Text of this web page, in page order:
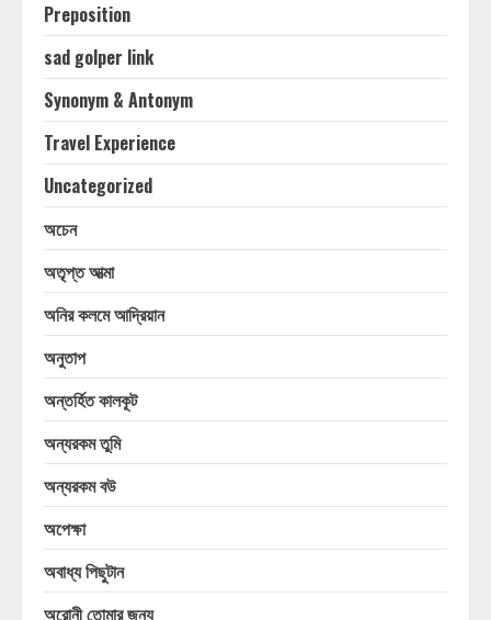
Preposition
sad golper link
Synonym & Antonym
Travel Experience
Uncategorized
অচেন
অতৃপ্ত আত্মা
অনির কলমে আদ্রিয়ান
অনুতাপ
অন্তর্হিত কালকূট
অন্যরকম তুমি
অন্যরকম বউ
অপেক্ষা
অবাধ্য পিছুটান
অরোনী তোমার জন্য